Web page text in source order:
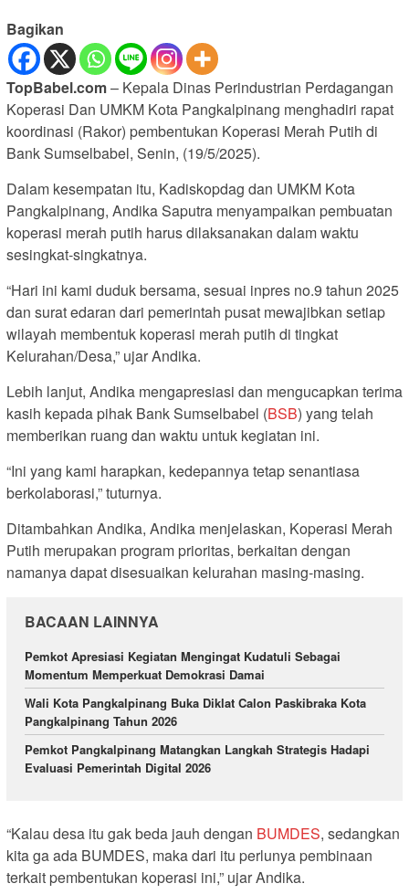
Bagikan
TopBabel.com– Kepala Dinas Perindustrian Perdagangan
Koperasi Dan UMKM Kota Pangkalpinang menghadiri rapat
koordinasi (Rakor) pembentukan Koperasi Merah Putih di
Bank Sumselbabel, Senin, (19/5/2025).
Dalam kesempatan itu, Kadiskopdag dan UMKM Kota
Pangkalpinang, Andika Saputra menyampaikan pembuatan
koperasi merah putih harus dilaksanakan dalam waktu
sesingkat-singkatnya.
“Hari ini kami duduk bersama, sesuai inpres no.9 tahun 2025
dan surat edaran dari pemerintah pusat mewajibkan setiap
wilayah membentuk koperasi merah putih di tingkat
Kelurahan/Desa,” ujar Andika.
Lebih lanjut, Andika mengapresiasi dan mengucapkan terima
kasih kepada pihak Bank Sumselbabel (BSB) yang telah
memberikan ruang dan waktu untuk kegiatan ini.
“Ini yang kami harapkan, kedepannya tetap senantiasa
berkolaborasi,” tuturnya.
Ditambahkan Andika, Andika menjelaskan, Koperasi Merah
Putih merupakan program prioritas, berkaitan dengan
namanya dapat disesuaikan kelurahan masing-masing.
BACAAN LAINNYA
Pemkot Apresiasi Kegiatan Mengingat Kudatuli Sebagai
Momentum Memperkuat Demokrasi Damai
Wali Kota Pangkalpinang Buka Diklat Calon Paskibraka Kota
Pangkalpinang Tahun 2026
Pemkot Pangkalpinang Matangkan Langkah Strategis Hadapi
Evaluasi Pemerintah Digital 2026
“Kalau desa itu gak beda jauh dengan BUMDES, sedangkan
kita ga ada BUMDES, maka dari itu perlunya pembinaan
terkait pembentukan koperasi ini,” ujar Andika.